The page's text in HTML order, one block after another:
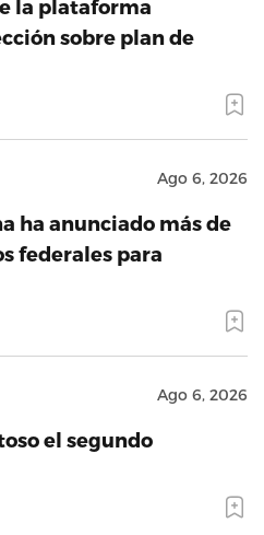
la plataforma
sobre plan de
Ago 6, 2026
ha anunciado más de
federales para
Ago 6, 2026
el segundo